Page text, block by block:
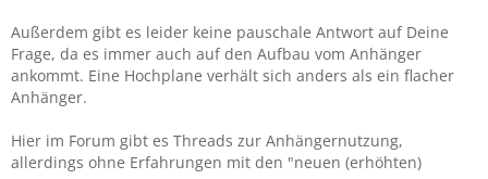
Außerdem gibt es leider keine pauschale Antwort auf Deine
Frage, da es immer auch auf den Aufbau vom Anhänger
ankommt. Eine Hochplane verhält sich anders als ein flacher
Anhänger.
Hier im Forum gibt es Threads zur Anhängernutzung,
allerdings ohne Erfahrungen mit den "neuen (erhöhten)